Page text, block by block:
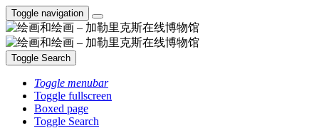
Toggle navigation
Toggle Search
Toggle menubar
Toggle fullscreen
Boxed page
Toggle Search